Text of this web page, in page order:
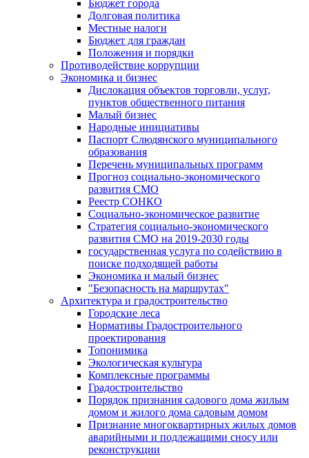
Бюджет города
Долговая политика
Местные налоги
Бюджет для граждан
Положения и порядки
Противодействие коррупции
Экономика и бизнес
Дислокация объектов торговли, услуг,
пунктов общественного питания
Малый бизнес
Народные инициативы
Паспорт Слюдянского муниципального
образования
Перечень муниципальных программ
Прогноз социально-экономического
развития СМО
Реестр СОНКО
Социально-экономическое развитие
Стратегия социально-экономического
развития СМО на 2019-2030 годы
государственная услуга по содействию в
поиске подходящей работы
Экономика и малый бизнес
"Безопасность на маршрутах"
Архитектура и градостроительство
Городские леса
Нормативы Градостроительного
проектирования
Топонимика
Экологическая культура
Комплексные программы
Градостроительство
Порядок признания садового дома жилым
домом и жилого дома садовым домом
Признание многоквартирных жилых домов
аварийными и подлежащими сносу или
реконструкции